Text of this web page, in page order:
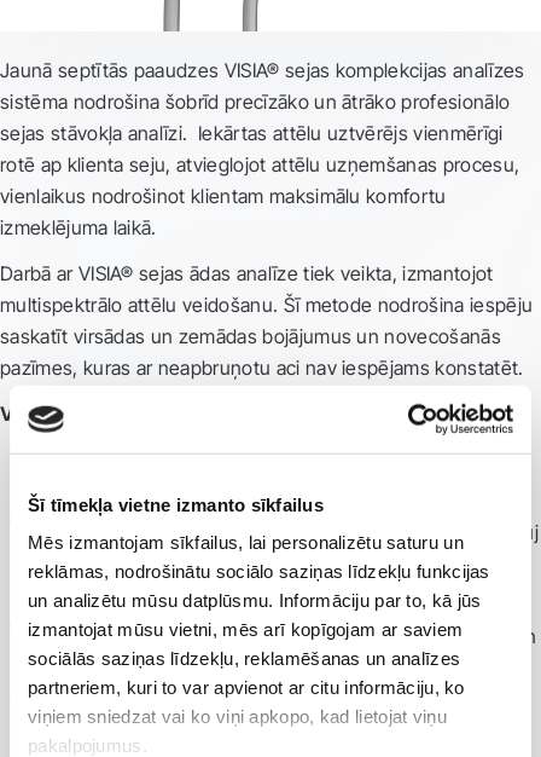
Šī tīmekļa vietne izmanto sīkfailus
Mēs izmantojam sīkfailus, lai personalizētu saturu un
reklāmas, nodrošinātu sociālo saziņas līdzekļu funkcijas
un analizētu mūsu datplūsmu. Informāciju par to, kā jūs
izmantojat mūsu vietni, mēs arī kopīgojam ar saviem
sociālās saziņas līdzekļu, reklamēšanas un analīzes
partneriem, kuri to var apvienot ar citu informāciju, ko
viņiem sniedzat vai ko viņi apkopo, kad lietojat viņu
pakalpojumus.
Jaunā septītās paaudzes VISIA® sejas komplekcijas analīzes
sistēma nodrošina šobrīd precīzāko un ātrāko profesionālo
sejas stāvokļa analīzi. Iekārtas attēlu uztvērējs vienmērīgi
rotē ap klienta seju, atvieglojot attēlu uzņemšanas procesu,
vienlaikus nodrošinot klientam maksimālu komfortu
izmeklējuma laikā.
Darbā ar VISIA® sejas ādas analīze tiek veikta, izmantojot
multispektrālo attēlu veidošanu. Šī metode nodrošina iespēju
saskatīt virsādas un zemādas bojājumus un novecošanās
pazīmes, kuras ar neapbruņotu aci nav iespējams konstatēt.
VISIA® priekšrocības:
sistēma automātiski nosaka ādas tipu un izšķir
VISIA® pozicionēšanas un attēlu pārklāšanas sistēma ļauj
izveidot augstvērtīgu attēlu katalogu, lai novērotu ādas
stāvokļa izmaiņas dinamikā;
rotējošais mehānisms ļauj precīzi fiksēt sejas attēlus gan
frontālajā, gan sānu rakursā;
sejas virsādas un zemādas stāvokļa noteikšanai iekārtā
tiek izmantota IntelliFlash® šķērspolarizētā un UV